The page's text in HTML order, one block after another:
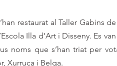
restaurat al Taller Gabins
Illa d’Art i Disseny. Es
noms que s’han triat per
Xurruca i Belga.